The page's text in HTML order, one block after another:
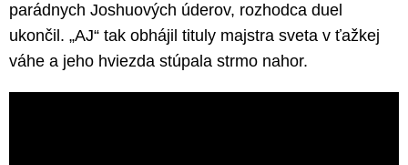
parádnych Joshuových úderov, rozhodca duel
ukončil. „AJ“ tak obhájil tituly majstra sveta v ťažkej
váhe a jeho hviezda stúpala strmo nahor.